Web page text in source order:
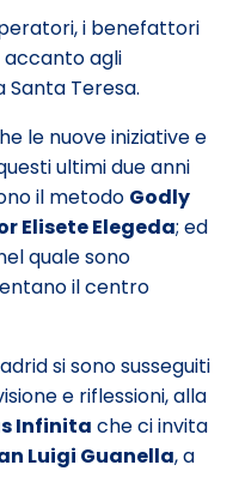
i benefattori
agli
Santa Teresa.
le nuove iniziative e
ultimi due anni
il metodo Godly
Elisete Elegeda; ed
quale sono
il centro
si sono susseguiti
e riflessioni,alla
Infinita che ci invita
Luigi Guanella, a